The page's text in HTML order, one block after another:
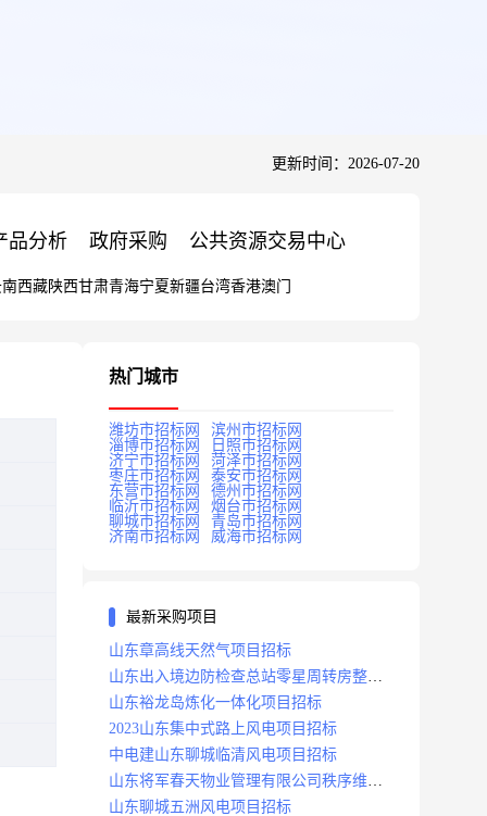
更新时间：2026-07-20
品分析 政府采购 公共资源交易中心
西藏陕西甘肃青海宁夏新疆台湾香港澳门
热门城市
潍坊市招标网
滨州市招标网
淄博市招标网
日照市招标网
济宁市招标网
菏泽市招标网
枣庄市招标网
泰安市招标网
东营市招标网
德州市招标网
临沂市招标网
烟台市招标网
聊城市招标网
青岛市招标网
济南市招标网
威海市招标网
最新采购项目
山东章高线天然气项目招标
山东出入境边防检查总站零星周转房整修
项目招标中标
山东裕龙岛炼化一体化项目招标
2023山东集中式路上风电项目招标
中电建山东聊城临清风电项目招标
山东将军春天物业管理有限公司秩序维护
服务项目招标公告
山东聊城五洲风电项目招标